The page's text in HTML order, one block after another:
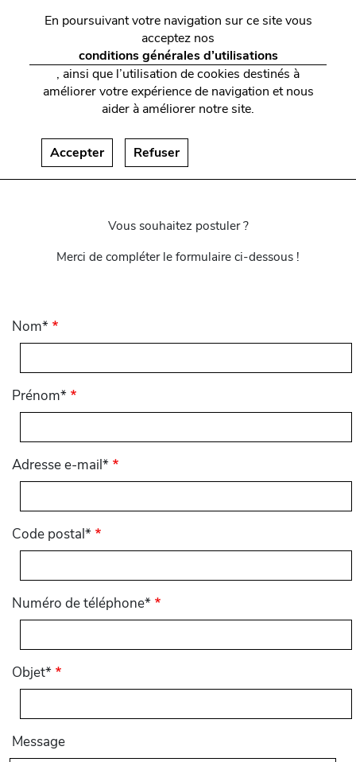
En poursuivant votre navigation sur ce site vous
acceptez nos
conditions générales d’utilisations
, ainsi que l’utilisation de cookies destinés à
améliorer votre expérience de navigation et nous
aider à améliorer notre site.
Accepter Refuser
SPONTANÉE
Vous souhaitez postuler ?
Merci de compléter le formulaire ci-dessous !
Nom*
Prénom*
Adresse e-mail*
Code postal*
Numéro de téléphone*
Objet*
Message